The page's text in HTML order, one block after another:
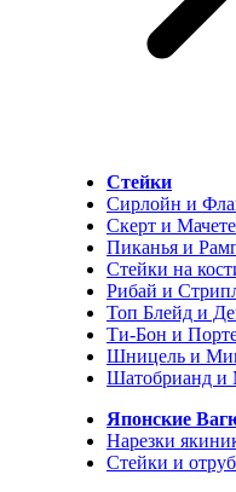
Стейки
Сирлойн и
Скерт и Мачете
Пиканья и
Стейки на
Рибай и
Топ Блейд и
Ти-Бон и
Шницель и
Шатобрианд и
Японские
Нарезки
Стейки и